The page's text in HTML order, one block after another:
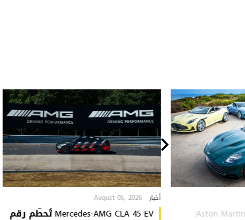
Aston Martin Heritage Collection:
أخبار August 05, 2026
Mercedes-AMG CLA 45 EV تُحطّم رقم